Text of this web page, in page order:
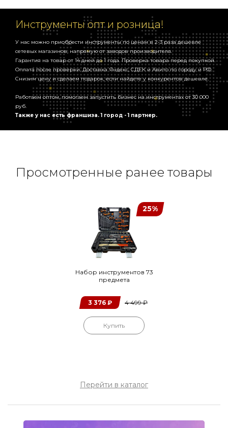
Инструменты опт и розница!
У нас можно приобрести инструменты по ценам в 2-3 раза дешевле
сетевых магазинов, напрямую от заводов производителя.
Гарантия на товар от 14 дней до 1 года. Проверка товара перед покупкой.
Оплата после проверки. Доставка Яндекс, СДЕК и Авито по городу и РФ.
Снизим цену и сделаем подарок, если найдете у конкурентов дешевле.
Работаем оптом, помогаем запустить бизнес на инструментах от 30 000
руб.
Также у нас есть франшиза. 1 город - 1 партнер.
Просмотренные ранее товары
25%
Набор инструментов 73
предмета
3 376 ₽ 4 499₽
Купить
Перейти в каталог